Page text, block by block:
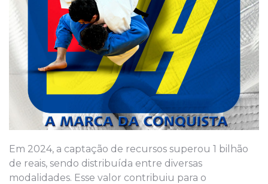
Em 2024, a captação de recursos superou 1 bilhão
de reais, sendo distribuída entre diversas
modalidades. Esse valor contribuiu para o